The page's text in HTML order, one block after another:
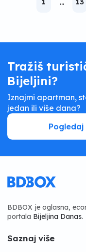
...
Tražiš
Bijeljini?
Iznajmi apartman,
jedan ili više dana?
BDBOX je oglasna,
portala Bijeljina Danas.
Saznaj više